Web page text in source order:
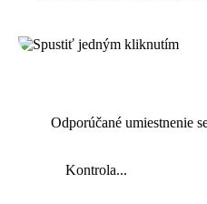
Odporúčané umiestnenie
Kontrola...